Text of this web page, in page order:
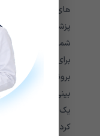
های شما ظاهر می
پزشک معالج شما می
شما را تغییر دهد.
بروند. اما در عوض
بینی چگونگی
یک ندول مشکل
کرده یا آن را حذف